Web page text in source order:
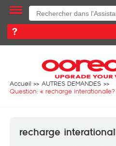
Accueil
AUTRES DEMANDES
Question: « recharge interationalle?
recharge